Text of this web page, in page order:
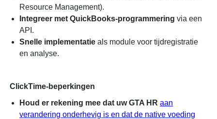
Resource Management).
Integreer met QuickBooks-programmering via een
API.
Snelle implementatie als module voor tijdregistratie
en analyse.
ClickTime-beperkingen
Houd er rekening mee dat uw GTA HR aan
verandering onderhevig is en dat de native voeding